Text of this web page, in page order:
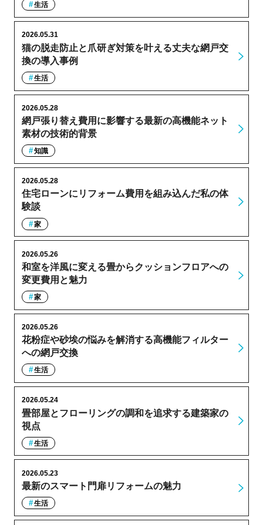
生活
猫の脱走防止と爪研ぎ対策を叶える丈夫な網戸交
換の導入事例
2026.05.31
生活
網戸張り替え費用に影響する最新の高機能ネット
素材の技術的背景
2026.05.28
知識
住宅ローンにリフォーム費用を組み込んだ私の体
験談
2026.05.28
家
和室を洋風に変える畳からクッションフロアへの
変更費用と魅力
2026.05.26
家
花粉症や砂埃の悩みを解消する高機能フィルター
への網戸交換
2026.05.26
生活
畳部屋とフローリングの調和を追求する建築家の
視点
2026.05.24
生活
最新のスマート門扉リフォームの魅力
2026.05.23
生活